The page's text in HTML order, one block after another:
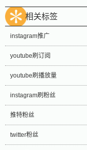
相关标签
instagram推广
youtube刷订阅
youtube刷播放量
instagram刷粉丝
推特粉丝
twitter粉丝